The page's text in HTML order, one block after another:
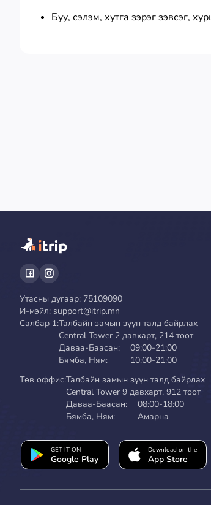
Буу, сэлэм, хутга зэрэг зэвсэг,
Утасны дугаар: 75109090
И-мэйл: support@itrip.mn
Салбар 1:Талбайн замын зүүн талд байрлах
Central Tower 2 давхарт, 214 тоот
Даваа-Баасан:
09:00-21:00
Бямба, Ням:
10:00-21:00
Төв оффис:Талбайн замын зүүн талд байрлах
Central Tower 9 давхарт, 912 тоот
Даваа-Баасан:
08:00-18:00
Бямба, Ням:
Амарна
GET IT ON
Google Play
Download on the
App Store